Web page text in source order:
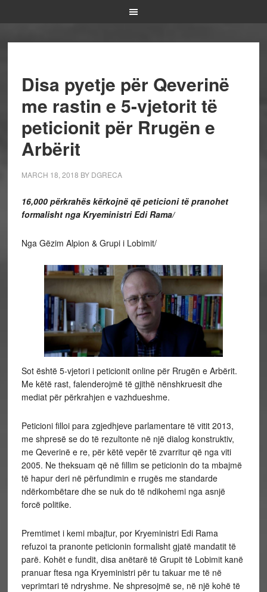
Disa pyetje për Qeverinë
me rastin e 5-vjetorit të
peticionit për Rrugën e
Arbërit
MARCH 18, 2018 BY DGRECA
16,000 përkrahës kërkojnë që peticioni të pranohet
formalisht nga Kryeministri Edi Rama/
Nga Gëzim Alpion & Grupi i Lobimit/
Sot është 5-vjetori i peticionit online për Rrugën e Arbërit.
Me këtë rast, falenderojmë të gjithë nënshkruesit dhe
mediat për përkrahjen e vazhdueshme.
Peticioni filloi para zgjedhjeve parlamentare të vitit 2013,
me shpresë se do të rezultonte në një dialog konstruktiv,
me Qeverinë e re, për këtë vepër të zvarritur që nga viti
2005. Ne theksuam që në fillim se peticionin do ta mbajmë
të hapur deri në përfundimin e rrugës me standarde
ndërkombëtare dhe se nuk do të ndikohemi nga asnjë
forcë politike.
Premtimet i kemi mbajtur, por Kryeministri Edi Rama
refuzoi ta pranonte peticionin formalisht gjatë mandatit të
parë. Kohët e fundit, disa anëtarë të Grupit të Lobimit kanë
pranuar ftesa nga Kryeministri për tu takuar me të në
veprimtari të ndryshme. Ne shpresojmë se, në një kohë të